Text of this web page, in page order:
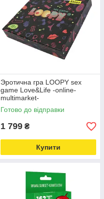
Эротична гра LOOPY sex
game Love&Life -online-
multimarket-
Готово до відправки
1 799 ₴
Купити